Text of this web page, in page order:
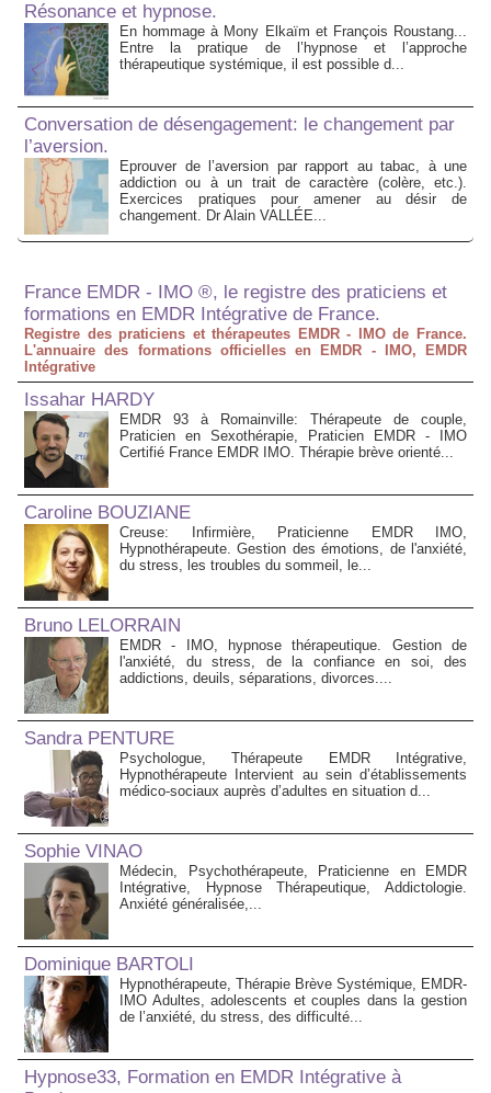
Résonance et hypnose.
En hommage à Mony Elkaïm et François Roustang...
Entre la pratique de l’hypnose et l’approche
thérapeutique systémique, il est possible d...
Conversation de désengagement: le changement par
l’aversion.
Eprouver de l’aversion par rapport au tabac, à une
addiction ou à un trait de caractère (colère, etc.).
Exercices pratiques pour amener au désir de
changement. Dr Alain VALLÉE...
France EMDR - IMO ®, le registre des praticiens et
formations en EMDR Intégrative de France.
Registre des praticiens et thérapeutes EMDR - IMO de France.
L'annuaire des formations officielles en EMDR - IMO, EMDR
Intégrative
Issahar HARDY
EMDR 93 à Romainville: Thérapeute de couple,
Praticien en Sexothérapie, Praticien EMDR - IMO
Certifié France EMDR IMO. Thérapie brève orienté...
Caroline BOUZIANE
Creuse: Infirmière, Praticienne EMDR IMO,
Hypnothérapeute. Gestion des émotions, de l'anxiété,
du stress, les troubles du sommeil, le...
Bruno LELORRAIN
EMDR - IMO, hypnose thérapeutique. Gestion de
l'anxiété, du stress, de la confiance en soi, des
addictions, deuils, séparations, divorces....
Sandra PENTURE
Psychologue, Thérapeute EMDR Intégrative,
Hypnothérapeute Intervient au sein d’établissements
médico‑sociaux auprès d’adultes en situation d...
Sophie VINAO
Médecin, Psychothérapeute, Praticienne en EMDR
Intégrative, Hypnose Thérapeutique, Addictologie.
Anxiété généralisée,...
Dominique BARTOLI
Hypnothérapeute, Thérapie Brève Systémique, EMDR-
IMO Adultes, adolescents et couples dans la gestion
de l’anxiété, du stress, des difficulté...
Hypnose33, Formation en EMDR Intégrative à